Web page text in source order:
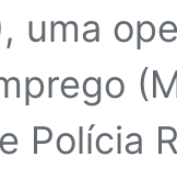
uma
Polícia